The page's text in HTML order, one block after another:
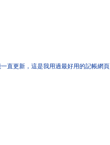
直更新，這是我用過最好用的記帳網頁